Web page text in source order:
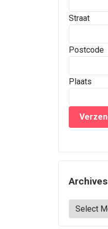
Straat
Postcode
Plaats
Archives
Archives